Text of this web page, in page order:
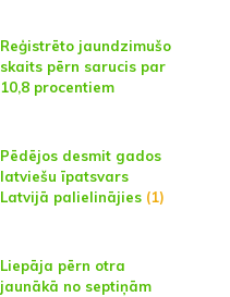
Reģistrēto jaundzimušo
skaits pērn sarucis par
10,8 procentiem
Pēdējos desmit gados
latviešu īpatsvars
Latvijā palielinājies(1)
Liepāja pērn otra
jaunākā no septiņām